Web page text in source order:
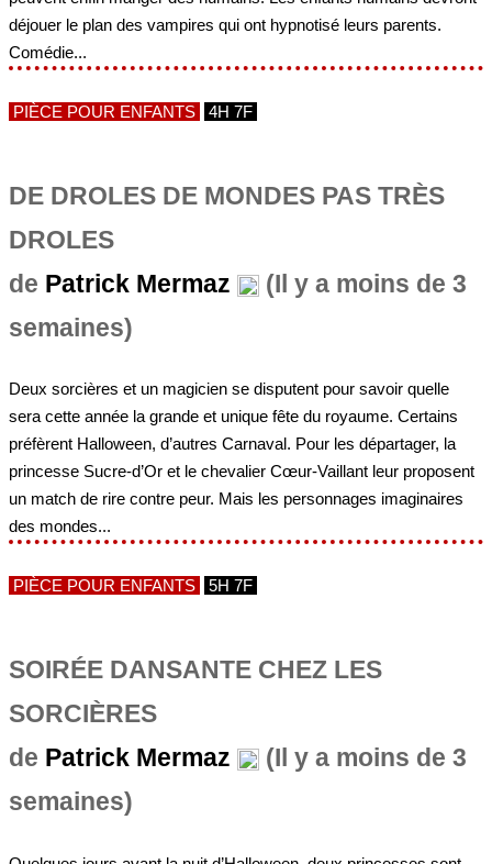
déjouer le plan des vampires qui ont hypnotisé leurs parents.
Comédie...
PIÈCE POUR ENFANTS 4H 7F
DE DROLES DE MONDES PAS TRÈS
DROLES
de Patrick Mermaz
(Il y a moins de 3
semaines)
Deux sorcières et un magicien se disputent pour savoir quelle
sera cette année la grande et unique fête du royaume. Certains
préfèrent Halloween, d’autres Carnaval. Pour les départager, la
princesse Sucre-d’Or et le chevalier Cœur-Vaillant leur proposent
un match de rire contre peur. Mais les personnages imaginaires
des mondes...
PIÈCE POUR ENFANTS 5H 7F
SOIRÉE DANSANTE CHEZ LES
SORCIÈRES
de Patrick Mermaz
(Il y a moins de 3
semaines)